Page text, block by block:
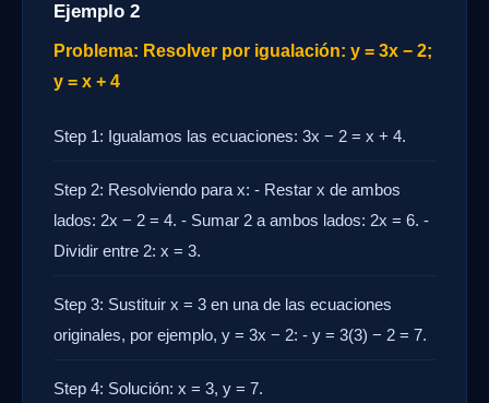
Ejemplo 2
Problema: Resolver por igualación: y = 3x − 2;
y = x + 4
Step 1: Igualamos las ecuaciones: 3x − 2 = x + 4.
Step 2: Resolviendo para x: - Restar x de ambos
lados: 2x − 2 = 4. - Sumar 2 a ambos lados: 2x = 6. -
Dividir entre 2: x = 3.
Step 3: Sustituir x = 3 en una de las ecuaciones
originales, por ejemplo, y = 3x − 2: - y = 3(3) − 2 = 7.
Step 4: Solución: x = 3, y = 7.